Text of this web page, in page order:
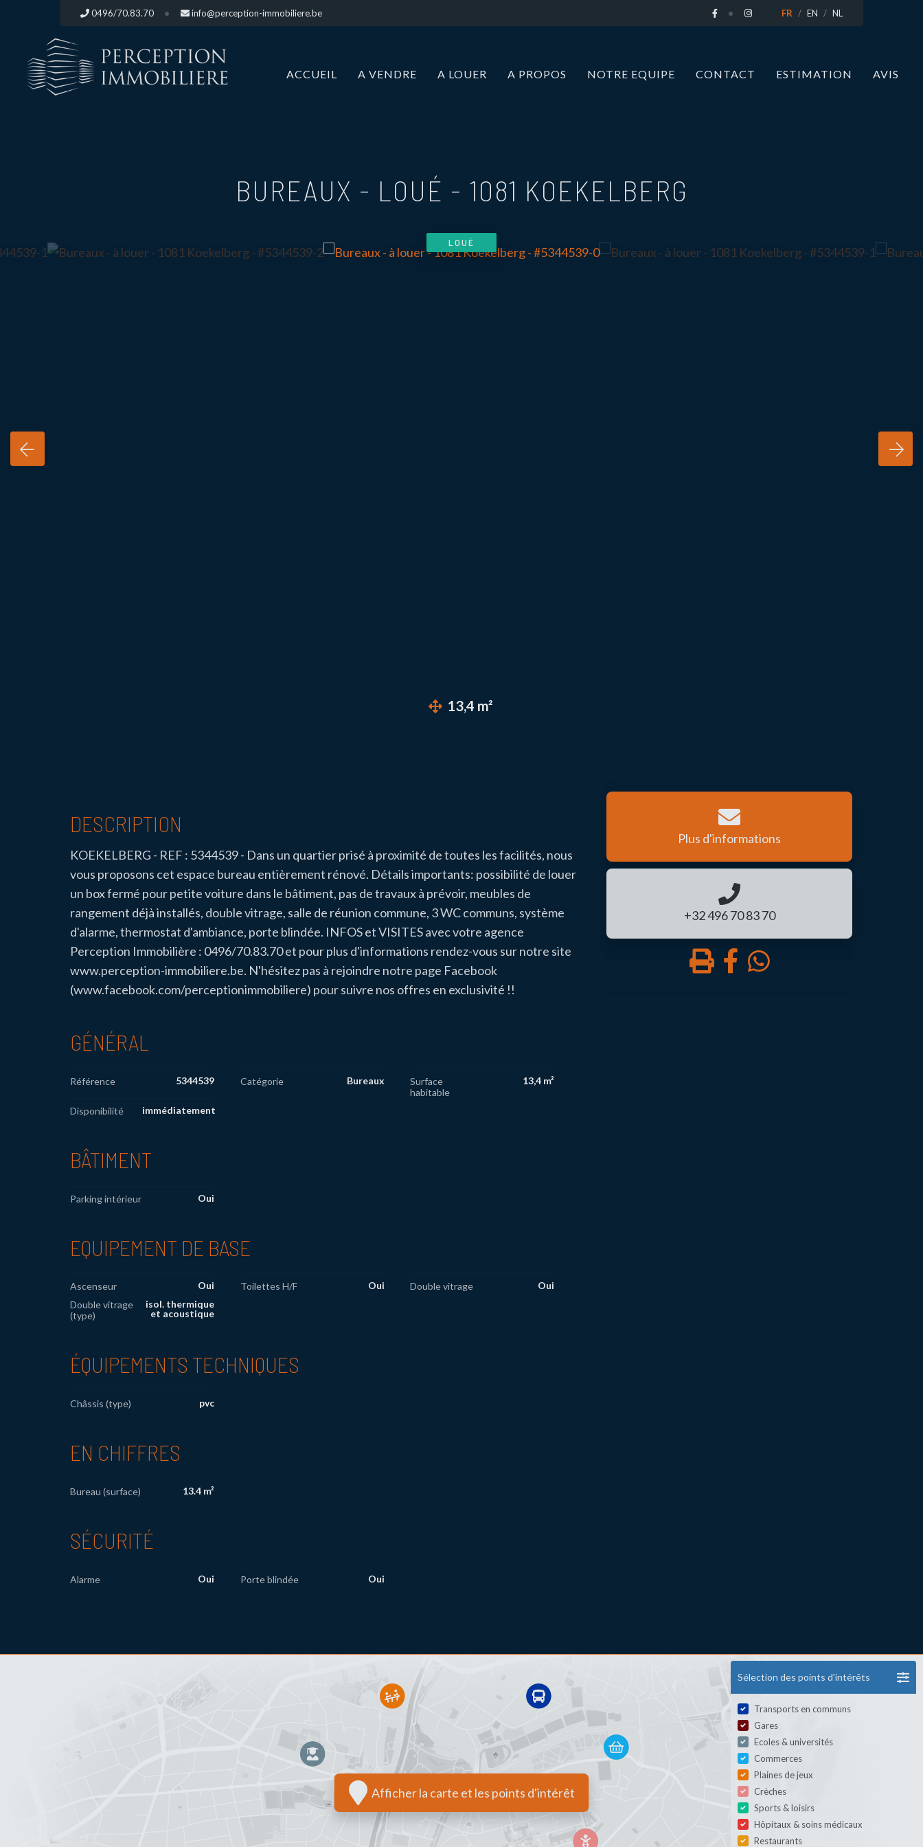
0496/70.83.70 info@perception-immobiliere.be FR EN NL
ACCUEIL A VENDRE A LOUER A PROPOS NOTRE EQUIPE CONTACT ESTIMATION AVIS
BUREAUX - LOUÉ - 1081 KOEKELBERG
LOUÉ
13,4 m²
DESCRIPTION
KOEKELBERG - REF : 5344539 - Dans un quartier prisé à proximité de toutes les facilités, nous
vous proposons cet espace bureau entièrement rénové. Détails importants: possibilité de louer
un box fermé pour petite voiture dans le bâtiment, pas de travaux à prévoir, meubles de
rangement déjà installés, double vitrage, salle de réunion commune, 3 WC communs, système
d'alarme, thermostat d'ambiance, porte blindée. INFOS et VISITES avec votre agence
Perception Immobilière : 0496/70.83.70 et pour plus d'informations rendez-vous sur notre site
www.perception-immobiliere.be. N'hésitez pas à rejoindre notre page Facebook
(www.facebook.com/perceptionimmobiliere) pour suivre nos offres en exclusivité !!
GÉNÉRAL
Référence 5344539 Catégorie Bureaux
Surface
habitable
13,4 m²
Disponibilité immédiatement
BÂTIMENT
Parking intérieur Oui
EQUIPEMENT DE BASE
Ascenseur Oui Toilettes H/F Oui Double vitrage
Oui
Double vitrage
(type)
isol. thermique
et acoustique
ÉQUIPEMENTS TECHNIQUES
Châssis (type) pvc
EN CHIFFRES
Bureau (surface) 13.4 m²
SÉCURITÉ
Alarme Oui Porte blindée Oui
Plus d'informations
+32 496 70 83 70
Sélection des points d'intérêts
Transports en communs
Gares
Ecoles & universités
Commerces
Plaines de jeux
Crèches
Sports & loisirs
Hôpitaux & soins médicaux
Restaurants
Afficher la carte et les points d'intérêt